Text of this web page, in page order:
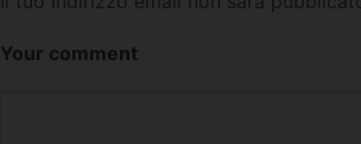
Your comment